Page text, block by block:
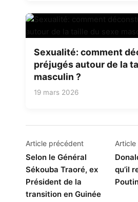
Sexualité: comment
préjugés autour de la
masculin ?
19 mars 2026
Navigation
de
l’article
Article précédent
Selon le Général
Sékouba Traoré, ex
Président de la
transition en Guinée
qu’il